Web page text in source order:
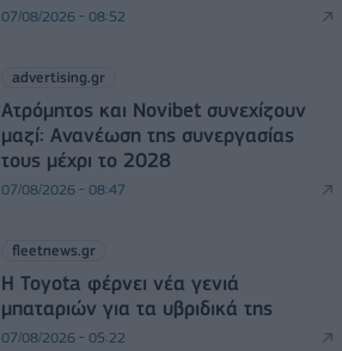
07/08/2026 - 08:52
advertising.gr
Ατρόμητος και Novibet συνεχίζουν
μαζί: Ανανέωση της συνεργασίας
τους μέχρι το 2028
07/08/2026 - 08:47
fleetnews.gr
Η Toyota φέρνει νέα γενιά
μπαταριών για τα υβριδικά της
07/08/2026 - 05:22